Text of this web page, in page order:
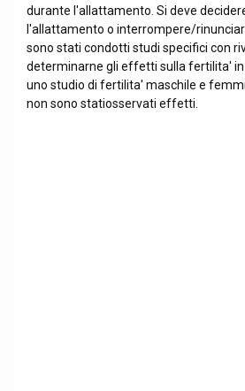
durante l'allattamento. Si deve
l'allattamento o interrompere/
sono stati condotti studi specifici con
determinarne gli effetti sulla fertilita' in
uno studio di fertilita' maschile e
non sono statiosservati effetti.